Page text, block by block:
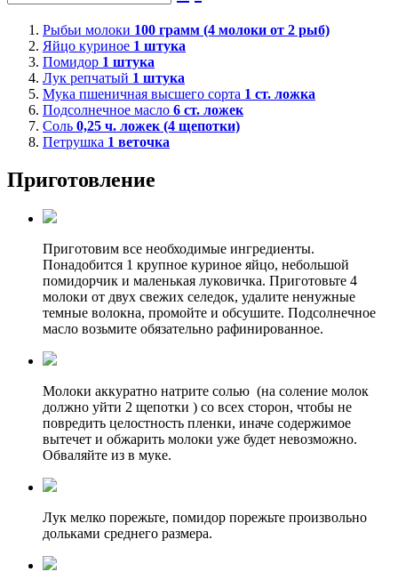
Рыбьи молоки 100 грамм (4 молоки от 2 рыб)
Яйцо куриное 1 штука
Помидор 1 штука
Лук репчатый 1 штука
Мука пшеничная высшего сорта 1 ст. ложка
Подсолнечное масло 6 ст. ложек
Соль 0,25 ч. ложек (4 щепотки)
Петрушка 1 веточка
Приготовление
Приготовим все необходимые ингредиенты.
Понадобится 1 крупное куриное яйцо, небольшой
помидорчик и маленькая луковичка. Приготовьте 4
молоки от двух свежих селедок, удалите ненужные
темные волокна, промойте и обсушите. Подсолнечное
масло возьмите обязательно рафинированное.
Молоки аккуратно натрите солью (на соление молок
должно уйти 2 щепотки ) со всех сторон, чтобы не
повредить целостность пленки, иначе содержимое
вытечет и обжарить молоки уже будет невозможно.
Обваляйте из в муке.
Лук мелко порежьте, помидор порежьте произвольно
дольками среднего размера.